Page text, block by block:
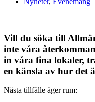
Vill du söka till
inte våra
in våra fina lokaler,
en känsla av hur det
Nästa tillfälle äger rum: